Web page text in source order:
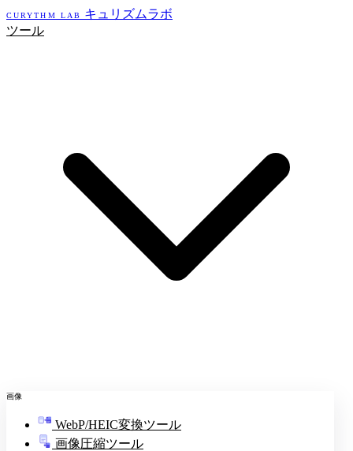
CURYTHM LAB
キュリズムラボ
ツール
画像
WebP/HEIC変換ツール
画像圧縮ツール